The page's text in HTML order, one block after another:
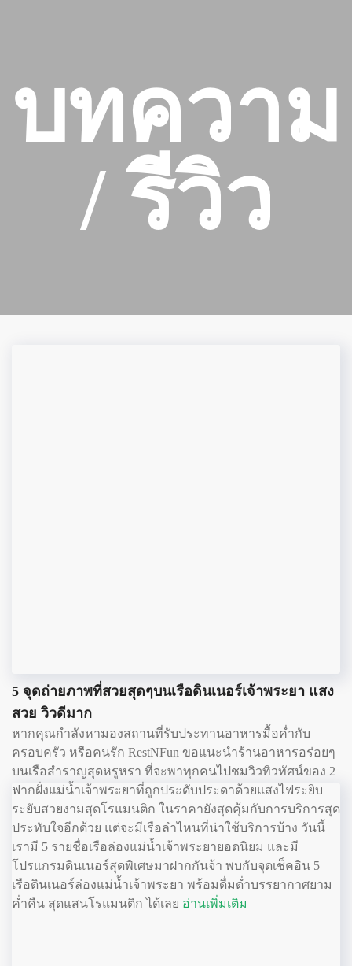
บทความ
/ รีวิว
5 จุดถ่ายภาพที่สวยสุดๆบนเรือดินเนอร์เจ้าพระยา แสง
สวย วิวดีมาก
หากคุณกำลังหามองสถานที่รับประทานอาหารมื้อค่ำกับ
ครอบครัว หรือคนรัก RestNFun ขอแนะนำร้านอาหารอร่อยๆ
บนเรือสำราญสุดหรูหรา ที่จะพาทุกคนไปชมวิวทิวทัศน์ของ 2
ฟากฝั่งแม่น้ำเจ้าพระยาที่ถูกประดับประดาด้วยแสงไฟระยิบ
ระยับสวยงามสุดโรแมนติก ในราคายังสุดคุ้มกับการบริการสุด
ประทับใจอีกด้วย แต่จะมีเรือลำไหนที่น่าใช้บริการบ้าง วันนี้
เรามี 5 รายชื่อเรือล่องแม่น้ำเจ้าพระยายอดนิยม และมี
โปรแกรมดินเนอร์สุดพิเศษมาฝากกันจ้า พบกับจุดเช็คอิน 5
เรือดินเนอร์ล่องแม่น้ำเจ้าพระยา พร้อมดื่มด่ำบรรยากาศยาม
ค่ำคืน สุดแสนโรแมนติก ได้เลย อ่านเพิ่มเติม